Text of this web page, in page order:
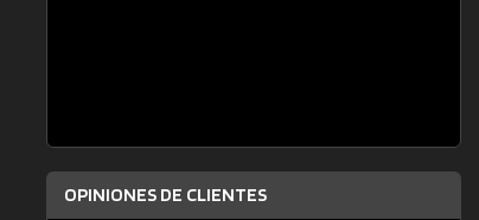
OPINIONES DE CLIENTES